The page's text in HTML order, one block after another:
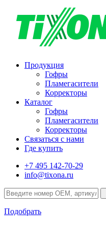
Продукция
Гофры
Пламегасители
Корректоры
Каталог
Гофры
Пламегасители
Корректоры
Связаться с нами
Где купить
+7 495 142-70-29
info@tixona.ru
Подобрать